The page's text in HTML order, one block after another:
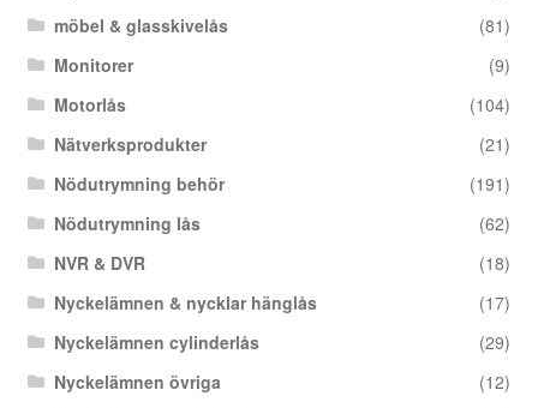
möbel & glasskivelås
(81)
Monitorer
(9)
Motorlås
(104)
Nätverksprodukter
(21)
Nödutrymning behör
(191)
Nödutrymning lås
(62)
NVR & DVR
(18)
Nyckelämnen & nycklar hänglås
(17)
Nyckelämnen cylinderlås
(29)
Nyckelämnen övriga
(12)